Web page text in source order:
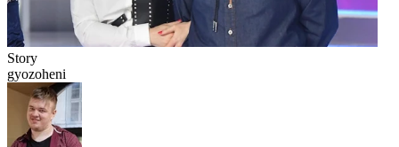
Story
gyozoheni